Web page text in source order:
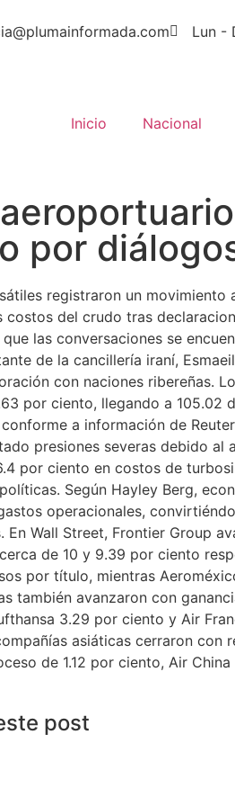
Lun -
Inicio Nacional
por
registraron un
del crudo tras
las conversaciones se
de la cancillería iraní,
con naciones ribereñas.
por ciento, llegando a 105.02
a información de
presiones severas debido
por ciento en costos de
Según Hayley Berg,
operacionales,
En Wall Street, Frontier Group
de 10 y 9.39 por ciento
por título, mientras
también avanzaron con
3.29 por ciento y Air
asiáticas cerraron con
de 1.12 por ciento, Air
post